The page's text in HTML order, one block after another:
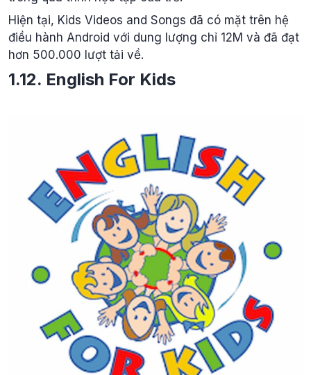
Hiện tại, Kids Videos and Songs đã có mặt trên hệ
điều hành Android với dung lượng chỉ 12M và đã đạt
hơn 500.000 lượt tải về.
1.12. English For Kids